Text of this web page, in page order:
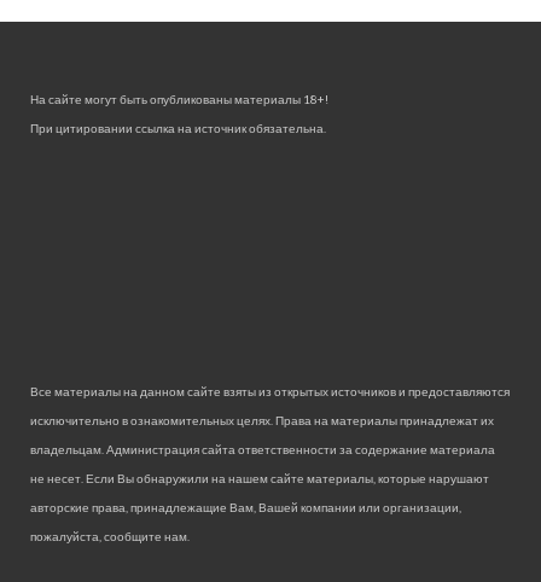
На сайте могут быть опубликованы материалы 18+!
При цитировании ссылка на источник обязательна.
Все материалы на данном сайте взяты из открытых источников и предоставляются
исключительно в ознакомительных целях. Права на материалы принадлежат их
владельцам. Администрация сайта ответственности за содержание материала
не несет. Если Вы обнаружили на нашем сайте материалы, которые нарушают
авторские права, принадлежащие Вам, Вашей компании или организации,
пожалуйста, сообщите нам.